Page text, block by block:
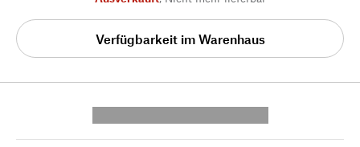
Verfügbarkeit im Warenhaus